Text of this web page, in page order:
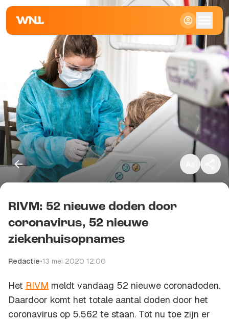
Klein
Standaard
Kopieer link
RIVM: 52 nieuwe doden door
coronavirus, 52 nieuwe
ziekenhuisopnames
Redactie•13 mei 2020 12:00
Het RIVM meldt vandaag 52 nieuwe coronadoden.
Daardoor komt het totale aantal doden door het
coronavirus op 5.562 te staan. Tot nu toe zijn er